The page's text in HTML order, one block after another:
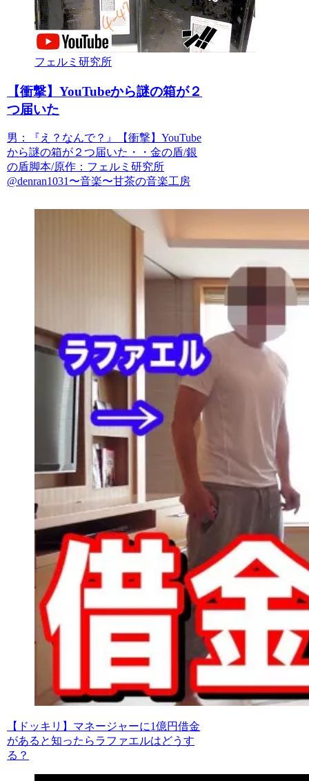
フェルミ研究所
【衝撃】YouTubeから謎の箱が２
つ届いた
男：『え？なんで？』【衝撃】YouTube
から謎の箱が２つ届いた・・金の盾/銀
の盾脚本/原作：フェルミ研究所
@denran1031〜音楽〜甘茶の音楽工房
【ドッキリ】マネージャーに1億円借金
があると知ったらラファエルはどうす
る？